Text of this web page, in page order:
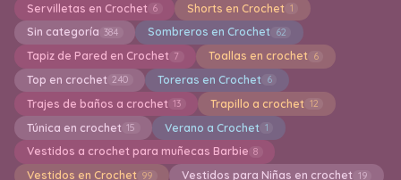
Servilletas en Crochet 6 Shorts en Crochet 1
Sin categoría 384 Sombreros en Crochet 62
Tapiz de Pared en Crochet 7 Toallas en crochet 6
Top en crochet 240 Toreras en Crochet 6
Trajes de baños a crochet 13 Trapillo a crochet 12
Túnica en crochet 15 Verano a Crochet 1
Vestidos a crochet para muñecas Barbie 8
Vestidos en Crochet 99 Vestidos para Niñas en crochet 19